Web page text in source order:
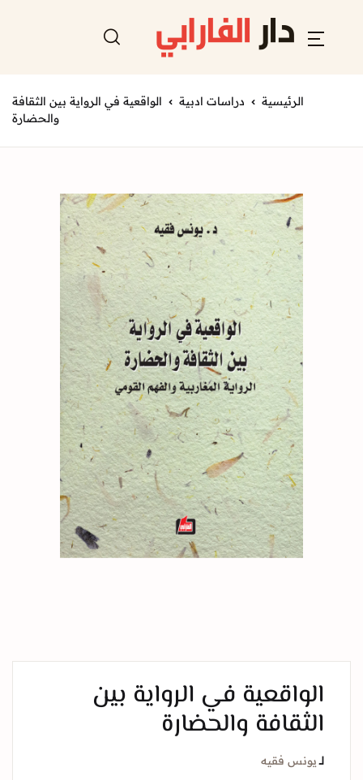
الرئيسية دراسات ادبية
الواقعية في الرواية بين الثقافة
والحضارة
الواقعية في الرواية بين
الثقافة والحضارة
لــ يونس فقيه